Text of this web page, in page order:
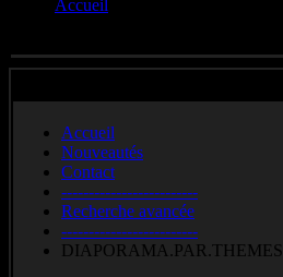
Accueil
Accueil
Nouveautés
Contact
-------------------------
Recherche avancée
-------------------------
DIAPORAMA.PAR.THEMES